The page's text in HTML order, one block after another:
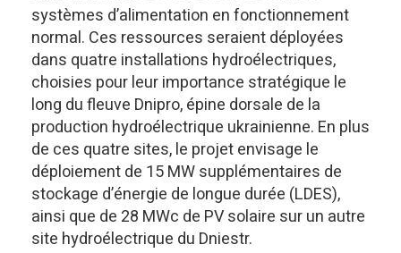
systèmes d’alimentation en fonctionnement
normal. Ces ressources seraient déployées
dans quatre installations hydroélectriques,
choisies pour leur importance stratégique le
long du fleuve Dnipro, épine dorsale de la
production hydroélectrique ukrainienne. En plus
de ces quatre sites, le projet envisage le
déploiement de 15 MW supplémentaires de
stockage d’énergie de longue durée (LDES),
ainsi que de 28 MWc de PV solaire sur un autre
site hydroélectrique du Dniestr.